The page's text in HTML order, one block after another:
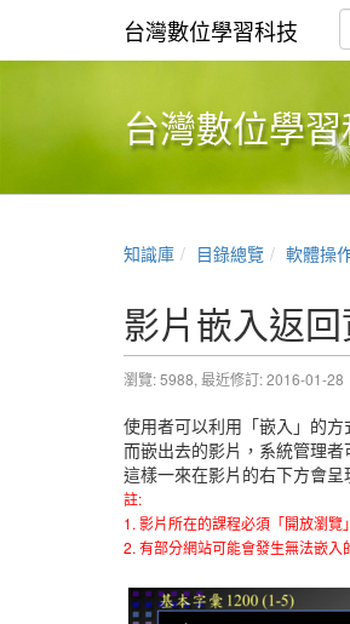
台灣數位學習科技
台灣數位學
知識庫 目錄總覽 軟體操
影片嵌入返
瀏覽: 5988, 最近修訂: 2016-01-28
使用者可以利用「嵌入」的
而嵌出去的影片，系統管理
這樣一來在影片的右下方會
註:
1. 影片所在的課程必須「開放瀏覽
2. 有部分網站可能會發生無法嵌入